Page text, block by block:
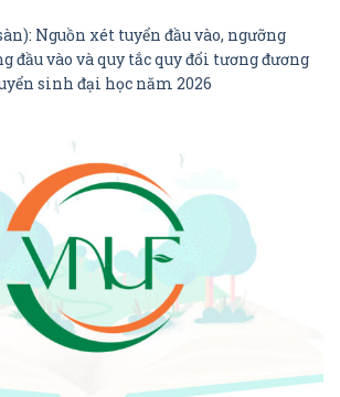
Nguồn xét tuyển đầu vào, ngưỡng
đầu vào và quy tắc quy đổi tương đương
sinh đại học năm 2026